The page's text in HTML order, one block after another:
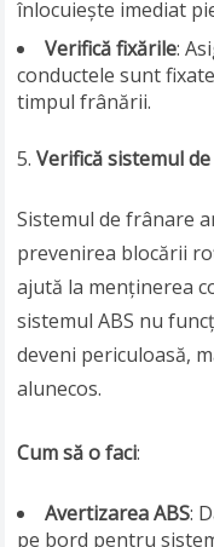
înlocuiește imediat
Verifică fixările:
conductele sunt
timpul frânării.
Verifică sistemul de
Sistemul de frânare
prevenirea blocării
ajută la menținerea
sistemul ABS nu
deveni periculoasă,
alunecos.
Cum să o faci:
Avertizarea ABS:
pe bord pentru